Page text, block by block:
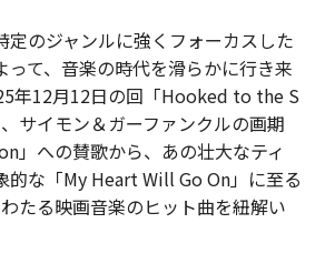
定のジャンルに強くフォーカスした
って、音楽の時代を滑らかに行き来
年12月12日の回「Hooked to the S
サイモン＆ガーファンクルの画期
」への賛歌から、あの壮大なティ
的な「My Heart Will Go On」に至る
たる映画音楽のヒット曲を紐解い